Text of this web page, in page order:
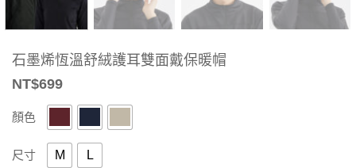
石墨烯恆溫舒絨護耳雙面戴保暖帽
NT$699
顏色
尺寸 M L